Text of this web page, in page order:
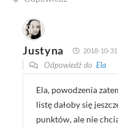
Justyna 2018-10-
Odpowiedź doEla
Ela, powodzenia
listę dałoby się
punktów, ale nie